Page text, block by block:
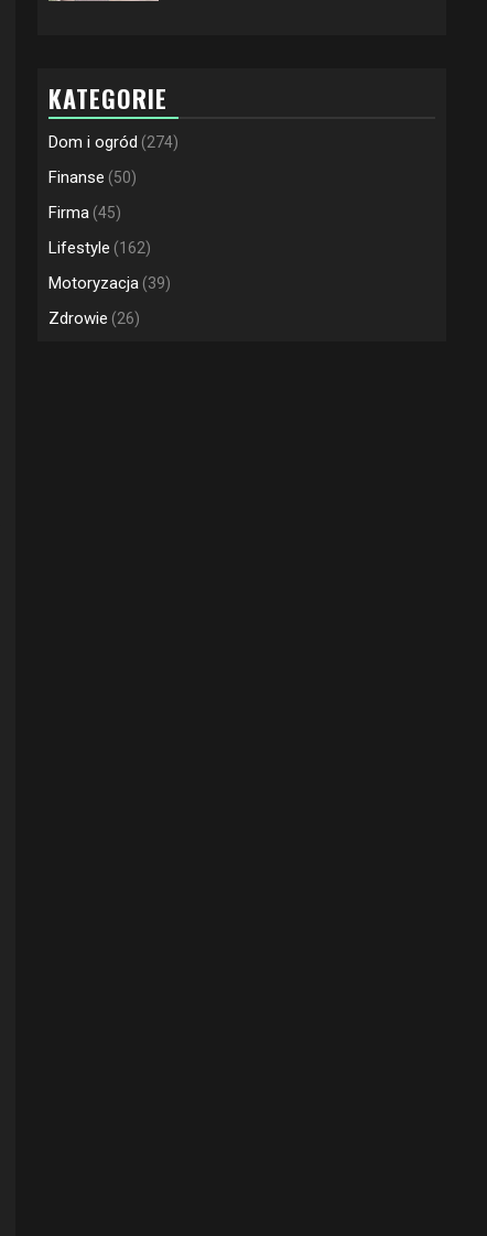
KATEGORIE
Dom i ogród (274)
Finanse (50)
Firma (45)
Lifestyle (162)
Motoryzacja (39)
Zdrowie (26)